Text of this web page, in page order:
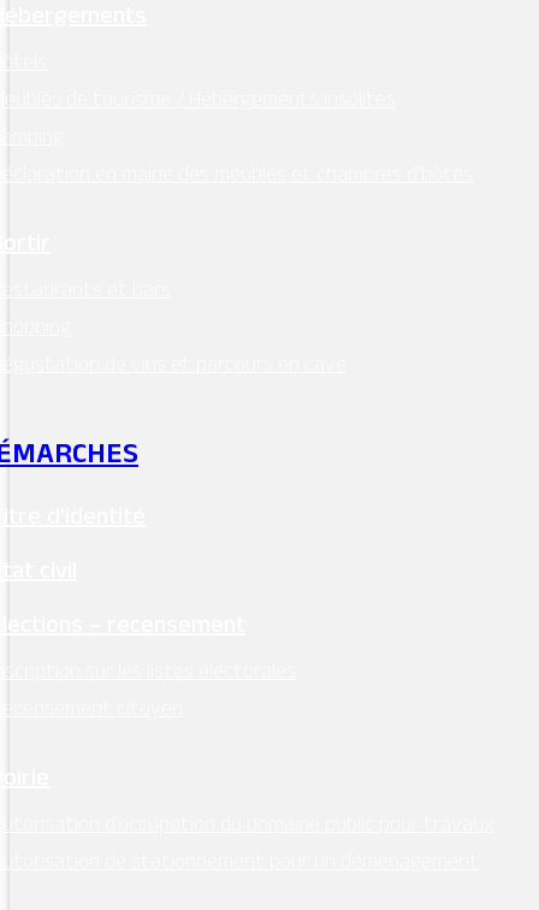
de tourisme / Hébergements insolites
en mairie des meublés et chambres d’hôtes
et bars
de vins et parcours en cave
d’identité
civil
– recensement
sur les listes électorales
citoyen
d’occupation du domaine public pour travaux
de stationnement pour un déménagement